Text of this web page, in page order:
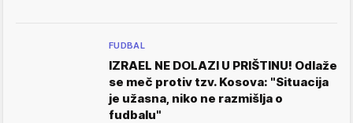
FUDBAL
IZRAEL NE DOLAZI U PRIŠTINU! Odlaže
se meč protiv tzv. Kosova: "Situacija
je užasna, niko ne razmišlja o
fudbalu"